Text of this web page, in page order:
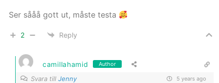
Ser sååå gott ut, måste testa
2 Reply
camillahamid Author
Svara till Jenny 5 years ago